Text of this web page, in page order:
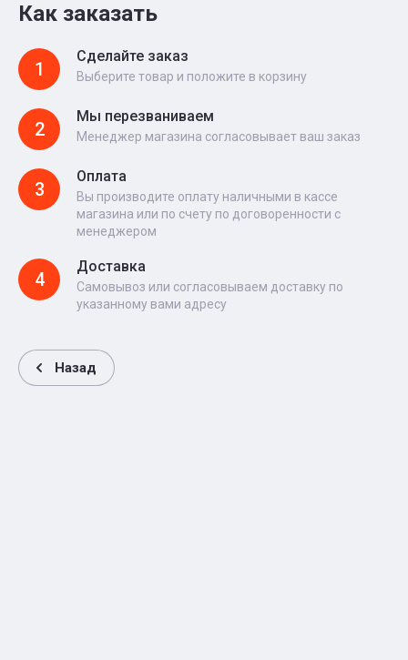
Как заказать
1
Сделайте заказ
Выберите товар и положите в корзину
2
Мы перезваниваем
Менеджер магазина согласовывает ваш заказ
3
Оплата
Вы производите оплату наличными в кассе
магазина или по счету по договоренности с
менеджером
4
Доставка
Самовывоз или согласовываем доставку по
указанному вами адресу
Назад